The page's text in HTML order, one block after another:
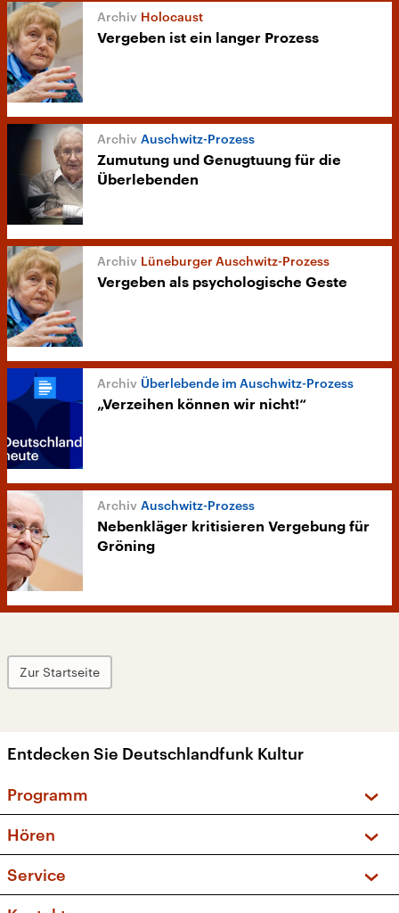
Holocaust
Vergeben ist ein langer Prozess
Auschwitz-Prozess
Zumutung und Genugtuung für die
Überlebenden
Lüneburger Auschwitz-Prozess
Vergeben als psychologische Geste
Überlebende im Auschwitz-Prozess
„Verzeihen können wir nicht!“
Auschwitz-Prozess
Nebenkläger kritisieren Vergebung für
Gröning
Zur Startseite
Entdecken Sie Deutschlandfunk Kultur
Programm
Sendungen und Podcasts
Musikliste
Hören
Frequenzen (UKW + DAB+)
Service
FAQ